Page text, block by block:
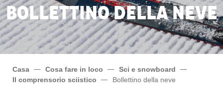
Bollettino della neve
Casa Cosa fare in loco
Sci e snowboard
Il comprensorio sciistico
Bollettino della neve